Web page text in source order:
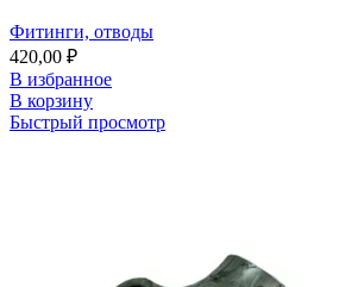
Фитинги, отводы
420,00 ₽
В избранное
В корзину
Быстрый просмотр